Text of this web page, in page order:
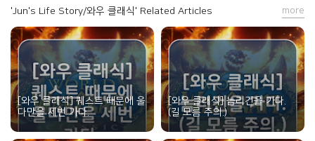
'Jun's Life Story/와우 클래식' Related Articles
[와우 클래식] 퀘스트 때문에 울
다만을 세번 가다.
[와우 클래식] 놈리건을 가다.
(길 모름 주의.)
more